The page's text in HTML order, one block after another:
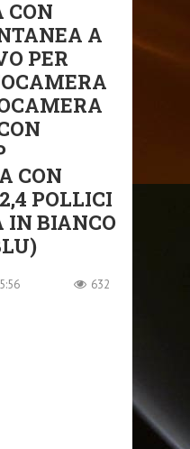
CON
A
PER
CON
POLLICI
IN BIANCO
632